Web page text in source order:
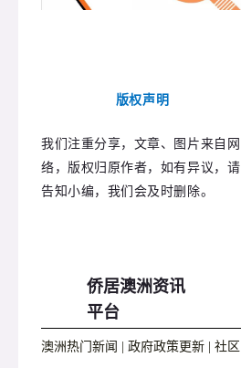
版权声明
我们注重分享，文章、图片来自网
络，版权归原作者，如有异议，请
告知小编，我们会及时删除。
侨居澳洲资讯
平台
澳洲热门新闻 | 政府政策更新 | 社区